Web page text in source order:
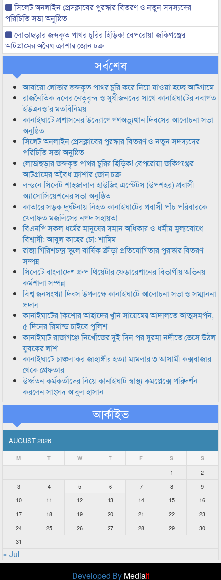
সিলেট অনলাইন প্রেসক্লাবের পুরস্কার বিতরণ ও নতুন সদস্যদের
পরিচিতি সভা অনুষ্ঠিত
লোভাছড়ার জব্দকৃত পাথর চুরির হিড়িক! বেপরোয়া জকিগঞ্জের
আটগ্রামের অবৈধ ক্রাশার জোন চক্র
সর্বশেষ
আবারো লোভার জব্দকৃত পাথর চুরি করে নিয়ে যাওয়া হচ্ছে আটগ্রামে
রাজনৈতিক দলের নেতৃবৃন্দ ও সুধীজনদের সাথে কানাইঘাটের নবাগত
ইউএনও’র মতবিনিময়
কানাইঘাটে প্রশাসনের উদ্যোগে গণঅভ্যুত্থান দিবসের আলোচনা সভা
অনুষ্ঠিত
সিলেট অনলাইন প্রেসক্লাবের পুরস্কার বিতরণ ও নতুন সদস্যদের
পরিচিতি সভা অনুষ্ঠিত
লোভাছড়ার জব্দকৃত পাথর চুরির হিড়িক! বেপরোয়া জকিগঞ্জের
আটগ্রামের অবৈধ ক্রাশার জোন চক্র
লন্ডনে সিলেট শাহজালাল হাউজিং এস্টেটস (উপশহর) প্রবাসী
অ্যাসোসিয়েশনের সভা অনুষ্ঠিত
কাতারে সড়ক দুর্ঘটনায় নিহত কানাইঘাটের প্রবাসী পাঁচ পরিবারকে
খেলাফত মজলিসের নগদ সহায়তা
বিএনপি সকল ধর্মের মানুষের সমান অধিকার ও ধর্মীয় মুল্যবোধে
বিশ্বাসী: আবুল কাহের চৌ: শামিম
রাজা গিরিশচন্দ্র স্কুলে বার্ষিক ক্রীড়া প্রতিযোগিতার পুরস্কার বিতরণ
সম্পন্ন
সিলেটে বাংলাদেশ গ্রুপ থিয়েটার ফেডারেশানের বিভাগীয় অভিনয়
কর্মশালা সম্পন্ন
বিশ্ব জনসংখ্যা দিবস উপলক্ষে কানাইঘাটে আলোচনা সভা ও সম্মাননা
প্রদান
কানাইঘাটের কিশোর আহাদের খুনি সায়েমের আদালতে আত্মসমর্পন,
৫ দিনের রিমান্ড চাইবে পুলিশ
কানাইঘাট রাজাগঞ্জে নিখোঁজের দুই দিন পর সুরমা নদীতে ভেসে উঠল
যুবকের লাশ
কানাইঘাটে চাঞ্চল্যকর জাহাঙ্গীর হত্যা মামলার ৩ আসামী কক্সবাজার
থেকে গ্রেফতার
উর্ধ্বতন কর্মকর্তাদের নিয়ে কানাইঘাট স্বাস্থ্য কমপ্লেক্সে পরিদর্শন
করলেন সাংসদ আবুল হাসান
আর্কাইভ
AUGUST 2026
M T W T F S S
1
2
3
4 5 6 7 8
9
10
11 12 13 14 15
16
17
18 19 20 21 22
23
24
25 26 27 28 29
30
31
« Jul
Developed By Mediait